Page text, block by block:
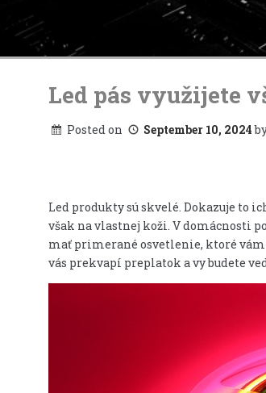
Skip
Led pás využijete
Posted on September 10, 2024
Led produkty sú skvelé. Dokazuje to
však na vlastnej koži. V domácnosti
mať primerané osvetlenie, ktoré
vás prekvapí preplatok a vy budete